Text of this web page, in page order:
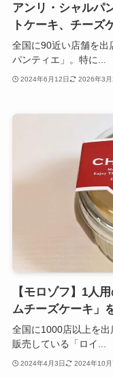
アンリ・シャルパ
トケーキ、チーズ
全国に90近い店舗を出
パンティエ」。特に...
2024年6月12日 2026年3月
【モロゾフ】1人
ムチーズケーキ」
全国に1000店以上を
販売している「ロイ...
2024年4月3日 2024年10月